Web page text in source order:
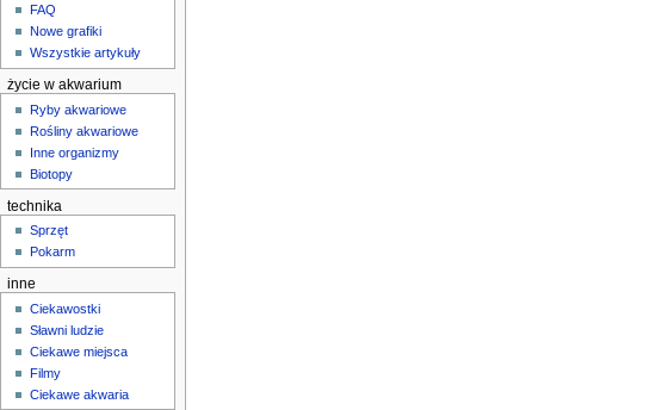
FAQ
Nowe grafiki
Wszystkie artykuły
życie w akwarium
Ryby akwariowe
Rośliny akwariowe
Inne organizmy
Biotopy
technika
Sprzęt
Pokarm
inne
Ciekawostki
Sławni ludzie
Ciekawe miejsca
Filmy
Ciekawe akwaria